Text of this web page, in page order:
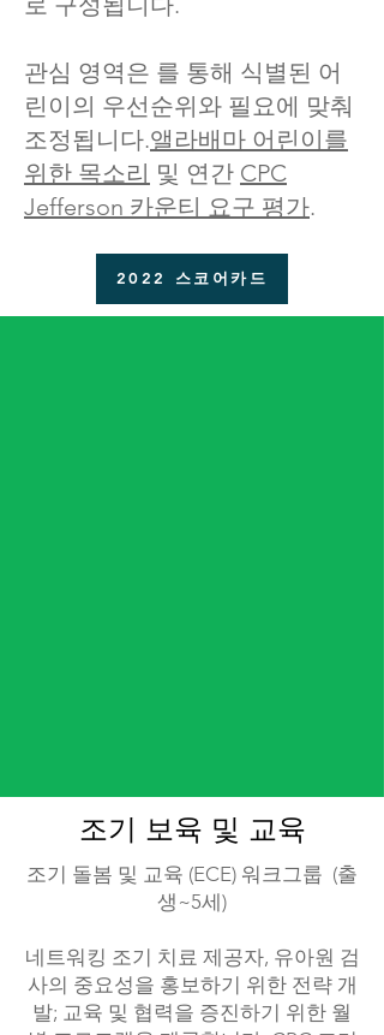
관심 영역은 를 통해 식별된 어
린이의 우선순위와 필요에 맞춰
조정됩니다.앨라배마 어린이를
위한 목소리 및 연간 CPC
Jefferson 카운티 요구 평가.
2022 스코어카드
조기 보육 및 교육
조기 돌봄 및 교육 (ECE) 워크그룹 (출
생~5세)
네트워킹 조기 치료 제공자, 유아원 검
사의 중요성을 홍보하기 위한 전략 개
발; 교육 및 협력을 증진하기 위한 월